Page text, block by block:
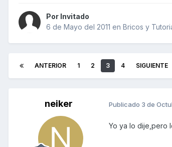
Por Invitado
6 de Mayo del 2011 en Bricos y
ANTERIOR 1 2 3 4 SIGUIENTE
neiker Publicado 3 de
Yo ya lo dije,pero